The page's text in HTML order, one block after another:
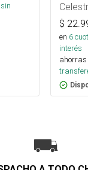
sin
$
en 6
interés
ahorras